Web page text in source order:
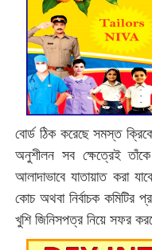
বোর্ড ঠিক করেছে সমস্ত
অনুশীলন সব ক্ষেত্রেই তাঁকে
আলাদাভাবে যাতায়াত করা
কোচ অথবা নির্বাচক কমিটির
খুশি জিনিসপত্র নিয়ে সফর